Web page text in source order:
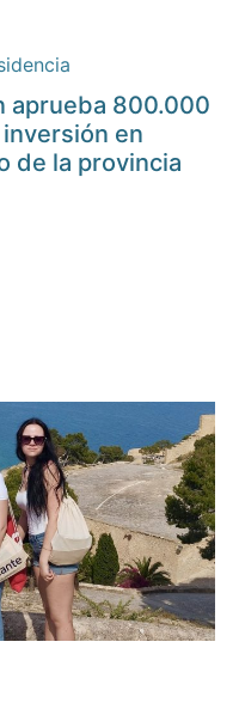
aprueba 800.000
en
de la provincia